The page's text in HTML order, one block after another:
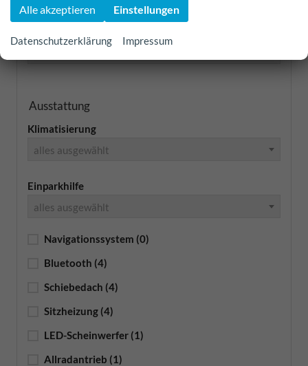
Ausstattung
Klimatisierung
alles ausgewählt
Einparkhilfe
alles ausgewählt
Navigationssystem (0)
Bluetooth (4)
Schiebedach (4)
Sitzheizung (4)
LED-Scheinwerfer (1)
Allradantrieb (1)
Alle akzeptieren Einstellungen
Datenschutzerklärung Impressum